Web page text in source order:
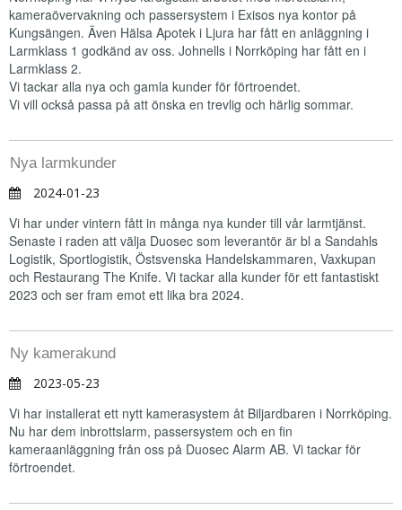
kameraövervakning och passersystem i Exisos nya kontor på
Kungsängen. Även Hälsa Apotek i Ljura har fått en anläggning i
Larmklass 1 godkänd av oss. Johnells i Norrköping har fått en i
Larmklass 2.
Vi tackar alla nya och gamla kunder för förtroendet.
Vi vill också passa på att önska en trevlig och härlig sommar.
Nya larmkunder
2024-01-23
Vi har under vintern fått in många nya kunder till vår larmtjänst.
Senaste i raden att välja Duosec som leverantör är bl a Sandahls
Logistik, Sportlogistik, Östsvenska Handelskammaren, Vaxkupan
och Restaurang The Knife. Vi tackar alla kunder för ett fantastiskt
2023 och ser fram emot ett lika bra 2024.
Ny kamerakund
2023-05-23
Vi har installerat ett nytt kamerasystem åt Biljardbaren i Norrköping.
Nu har dem inbrottslarm, passersystem och en fin
kameraanläggning från oss på Duosec Alarm AB. Vi tackar för
förtroendet.